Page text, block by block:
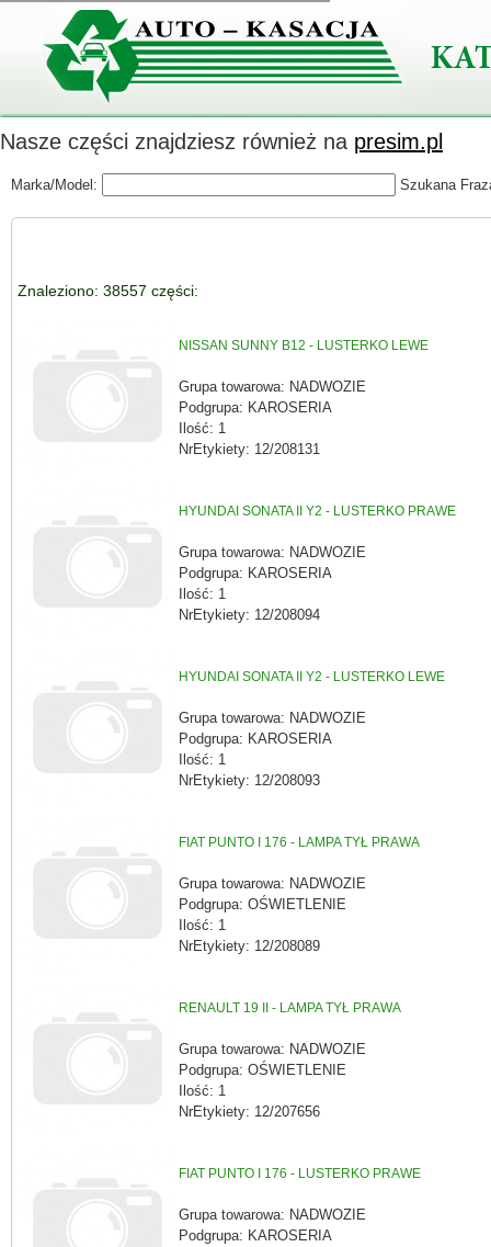
Nasze części znajdziesz również na presim.pl
Marka/Model: Szukana
Znaleziono: 38557 części:
NISSAN SUNNY B12 - LUSTERKO LEWE
Grupa towarowa: NADWOZIE
Podgrupa: KAROSERIA
Ilość: 1
NrEtykiety: 12/208131
HYUNDAI SONATA II Y2 - LUSTERKO PRAWE
Grupa towarowa: NADWOZIE
Podgrupa: KAROSERIA
Ilość: 1
NrEtykiety: 12/208094
HYUNDAI SONATA II Y2 - LUSTERKO LEWE
Grupa towarowa: NADWOZIE
Podgrupa: KAROSERIA
Ilość: 1
NrEtykiety: 12/208093
FIAT PUNTO I 176 - LAMPA TYŁ PRAWA
Grupa towarowa: NADWOZIE
Podgrupa: OŚWIETLENIE
Ilość: 1
NrEtykiety: 12/208089
RENAULT 19 II - LAMPA TYŁ PRAWA
Grupa towarowa: NADWOZIE
Podgrupa: OŚWIETLENIE
Ilość: 1
NrEtykiety: 12/207656
FIAT PUNTO I 176 - LUSTERKO PRAWE
Grupa towarowa: NADWOZIE
Podgrupa: KAROSERIA